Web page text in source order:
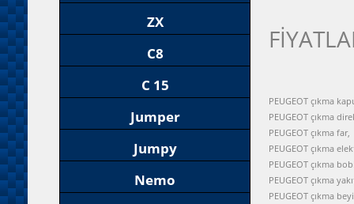
ZX
C8
C 15
Jumper
Jumpy
Nemo
PEUGEOT çıkma
PEUGEOT çıkma
PEUGEOT çıkma far,
PEUGEOT çıkma
PEUGEOT çıkma
PEUGEOT çıkma
PEUGEOT çıkma